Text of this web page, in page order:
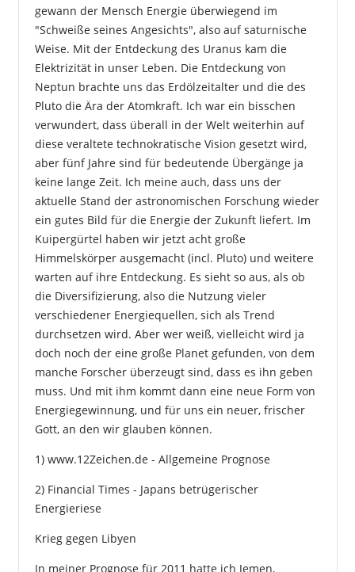
gewann der Mensch Energie überwiegend im
"Schweiße seines Angesichts", also auf saturnische
Weise. Mit der Entdeckung des Uranus kam die
Elektrizität in unser Leben. Die Entdeckung von
Neptun brachte uns das Erdölzeitalter und die des
Pluto die Ära der Atomkraft. Ich war ein bisschen
verwundert, dass überall in der Welt weiterhin auf
diese veraltete technokratische Vision gesetzt wird,
aber fünf Jahre sind für bedeutende Übergänge ja
keine lange Zeit. Ich meine auch, dass uns der
aktuelle Stand der astronomischen Forschung wieder
ein gutes Bild für die Energie der Zukunft liefert. Im
Kuipergürtel haben wir jetzt acht große
Himmelskörper ausgemacht (incl. Pluto) und weitere
warten auf ihre Entdeckung. Es sieht so aus, als ob
die Diversifizierung, also die Nutzung vieler
verschiedener Energiequellen, sich als Trend
durchsetzen wird. Aber wer weiß, vielleicht wird ja
doch noch der eine große Planet gefunden, von dem
manche Forscher überzeugt sind, dass es ihn geben
muss. Und mit ihm kommt dann eine neue Form von
Energiegewinnung, und für uns ein neuer, frischer
Gott, an den wir glauben können.
1) www.12Zeichen.de - Allgemeine Prognose
2) Financial Times - Japans betrügerischer
Energieriese
Krieg gegen Libyen
In meiner Prognose für 2011 hatte ich Jemen,